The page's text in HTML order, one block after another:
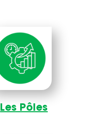
Les Pôles